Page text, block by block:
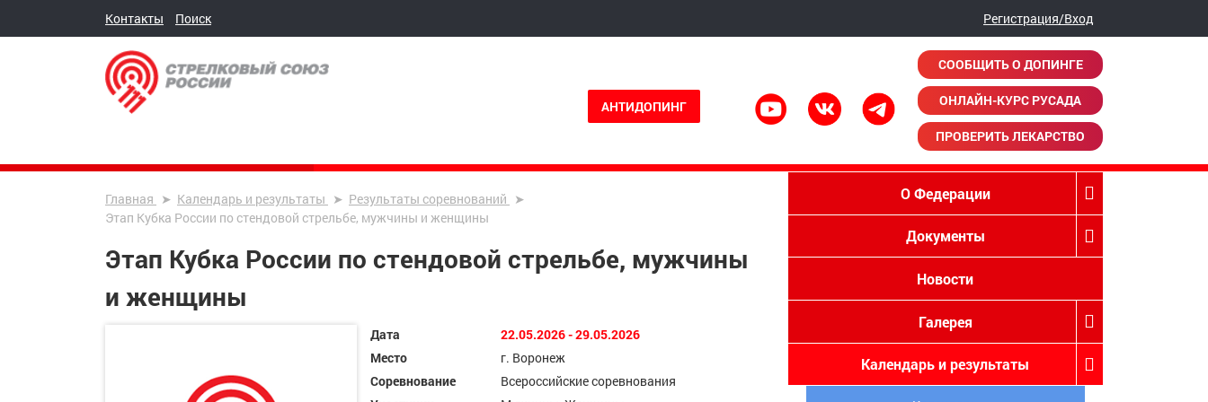
Контакты Поиск Регистрация/Вход
АНТИДОПИНГ
СООБЩИТЬ О ДОПИНГЕ
ОНЛАЙН-КУРС РУСАДА
ПРОВЕРИТЬ ЛЕКАРСТВО
Главная Календарь и результаты
Результаты соревнований
Этап Кубка России по стендовой стрельбе, мужчины и женщины
Этап Кубка России по стендовой стрельбе, мужчины
и женщины
Дата
22.05.2026 - 29.05.2026
Место
г. Воронеж
Соревнование
Всероссийские соревнования
О Федерации
Документы
Новости
Галерея
Календарь и результаты